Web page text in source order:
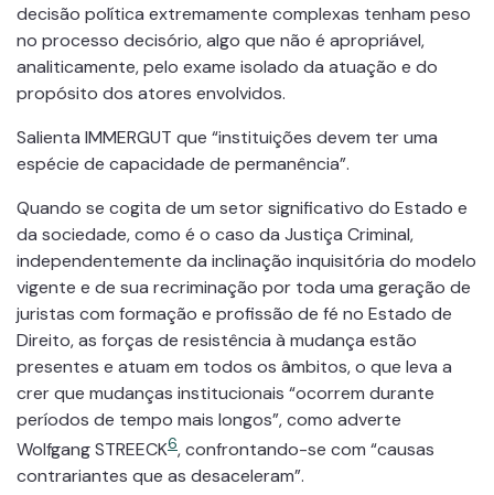
decisão política extremamente complexas tenham peso
no processo decisório, algo que não é apropriável,
analiticamente, pelo exame isolado da atuação e do
propósito dos atores envolvidos.
Salienta IMMERGUT que “instituições devem ter uma
espécie de capacidade de permanência”.
Quando se cogita de um setor significativo do Estado e
da sociedade, como é o caso da Justiça Criminal,
independentemente da inclinação inquisitória do modelo
vigente e de sua recriminação por toda uma geração de
juristas com formação e profissão de fé no Estado de
Direito, as forças de resistência à mudança estão
presentes e atuam em todos os âmbitos, o que leva a
crer que mudanças institucionais “ocorrem durante
períodos de tempo mais longos”, como adverte
Wolfgang STREECK6, confrontando-se com “causas
contrariantes que as desaceleram”.